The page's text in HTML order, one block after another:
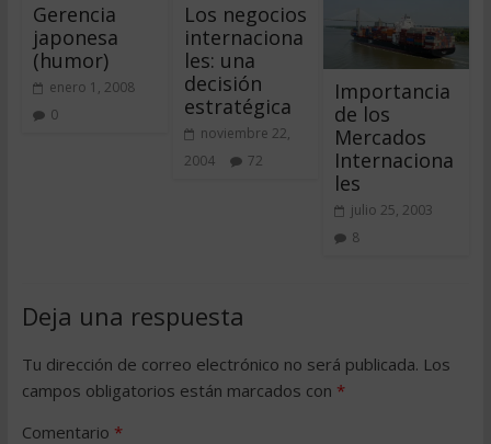
Gerencia
japonesa
(humor)
enero 1, 2008
0
Los negocios
internaciona
les: una
decisión
estratégica
noviembre 22,
2004
72
Importancia
de los
Mercados
Internaciona
les
julio 25, 2003
8
Deja una respuesta
Tu dirección de correo electrónico no será publicada. Los
campos obligatorios están marcados con *
Comentario *